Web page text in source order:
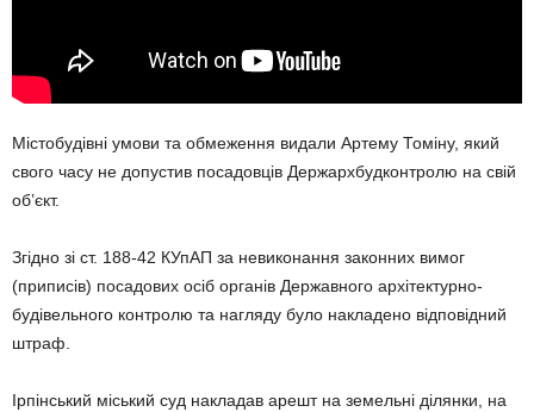
Містобудівні умови та обмеження видали Артему Томіну, який
свого часу не допустив посадовців Держархбудконтролю на свій
об’єкт.
Згідно зі ст. 188-42 КУпАП за невиконання законних вимог
(приписів) посадових осіб органів Державного архітектурно-
будівельного контролю та нагляду було накладено відповідний
штраф.
Ірпінський міський суд накладав арешт на земельні ділянки, на